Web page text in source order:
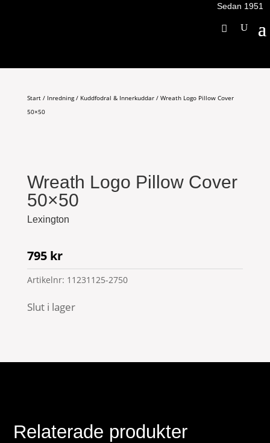
Sedan 1951
Start/ Inredning/ Kuddfodral & Innerkuddar/ Wreath Logo Pillow Cover
50×50
Wreath Logo Pillow Cover
50×50
Lexington
795 kr
Artikelnr: 11231125-2750
Slut i lager
Relaterade produkter